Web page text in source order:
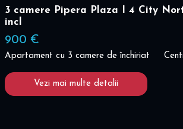
3 camere Pipera Plaza I 4 City
incl
900 €
Apartament cu 3 camere de închiriat
Vezi mai multe detalii